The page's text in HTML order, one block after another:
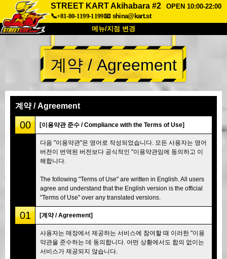
STREET KART Akihabara #2
OPEN 10:00-22:00
📞+81-80-1199-1199📧 shina@kart.st
메뉴/지점 변경
최상단
소개 사양 가격
회사 정보
도쿄 시나가와 #1 도쿄 아키하바라#1
도쿄 아키하바라#2 도쿄 시부야
도쿄 아사쿠사 오사카
계약 / Agreement
계약 / Agreement
00 [이용약관 준수 / Compliance with the Terms of Use]
다음 "이용약관"은 영어로 작성되었습니다. 모든 사용자는 영어
버전이 번역된 버전보다 공식적인 "이용약관임에 동의하고 이
해합니다.
The following "Terms of Use" are written in English. All users
agree and understand that the English version is the official
"Terms of Use" over any translated versions.
01 [계약 / Agreement]
사용자는 매장에서 제공하는 서비스에 참여할 때 이러한 "이용
약관을 준수하는 데 동의합니다. 어떤 상황에서도 합의 없이는
서비스가 제공되지 않습니다.